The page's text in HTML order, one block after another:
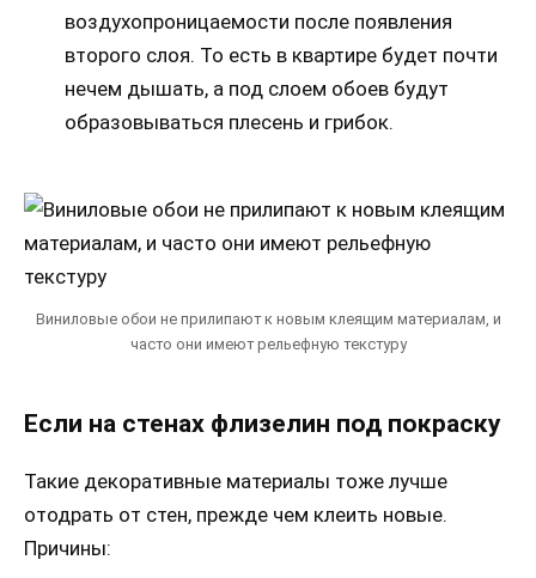
воздухопроницаемости после появления
второго слоя. То есть в квартире будет почти
нечем дышать, а под слоем обоев будут
образовываться плесень и грибок.
Виниловые обои не прилипают к новым клеящим материалам, и
часто они имеют рельефную текстуру
Если на стенах флизелин под покраску
Такие декоративные материалы тоже лучше
отодрать от стен, прежде чем клеить новые.
Причины: